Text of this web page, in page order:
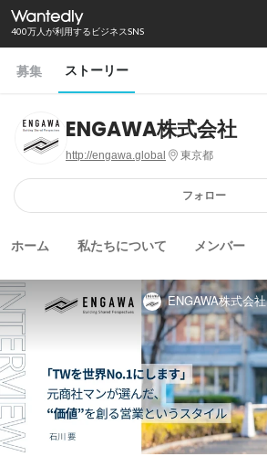
400万人が利用するビジネスSNS
募集 ストーリー
ENGAWA株式会社
http://engawa.global 東京都
フォロー
ホーム 私たちについて メンバー
ENGAWA株式会社